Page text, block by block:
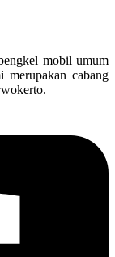
mobil umum
merupakan cabang